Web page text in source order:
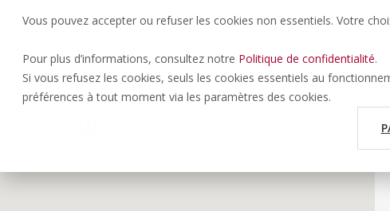
Vous pouvez accepter ou refuser les cookies non essentiels. Votre
Pour plus d’informations, consultez notre Politique de confidentialité.
Si vous refusez les cookies, seuls les cookies essentiels au
préférences à tout moment via les paramètres des cookies.